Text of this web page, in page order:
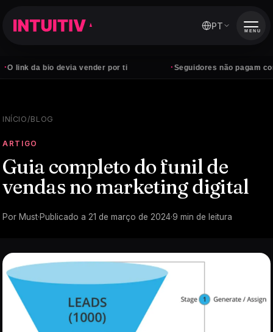
bio devia vender por ti Seguidores não pagam contas —
PT MENU
INÍCIO/BLOG
ARTIGO
Guia completo do funil de
vendas no marketing digital
Por Must·Publicado a 21 de março de 2024·9 min de leitura